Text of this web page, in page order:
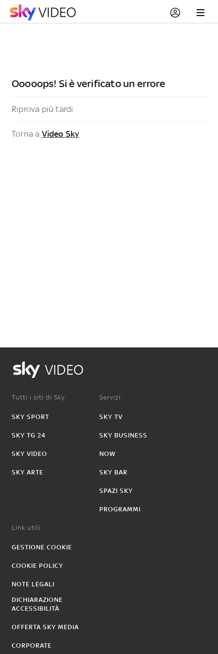
Ooooops! Si è verificato un errore
Riprova più tardi
Torna a Video Sky
VIDEO
Tutti i siti di Sky:
SKY SPORT
SKY TG 24
SKY VIDEO
SKY ARTE
Servizi:
SKY TV
SKY BUSINESS
NOW
SKY BAR
SPAZI SKY
PROGRAMMI
Link utili:
GESTIONE COOKIE
COOKIE POLICY
NOTE LEGALI
DICHIARAZIONE
ACCESSIBILITÀ
OFFERTA SKY MEDIA
CORPORATE